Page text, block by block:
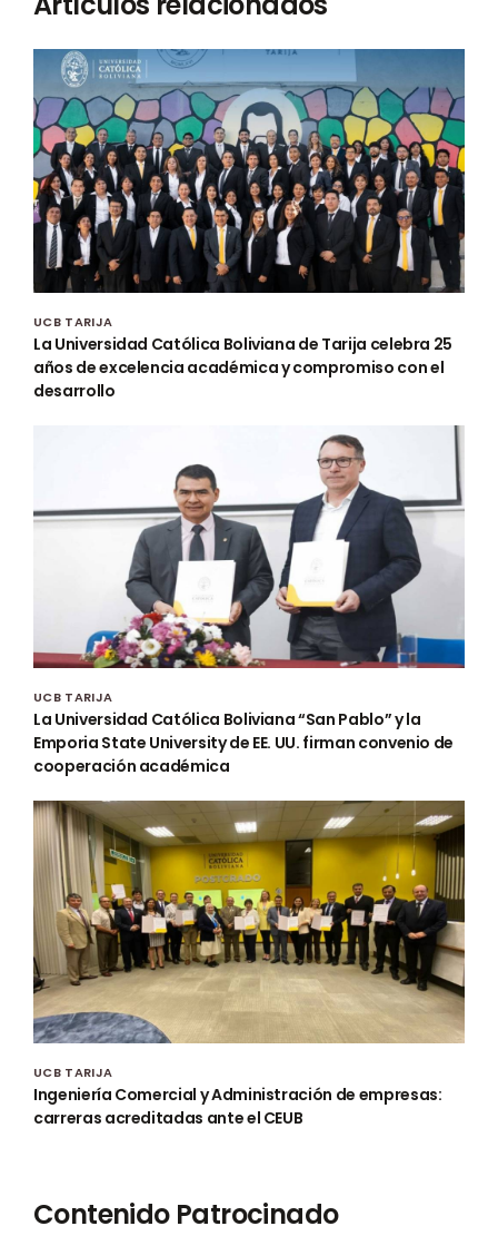
UCB TARIJA
La Universidad Católica Boliviana de Tarija celebra 25
años de excelencia académica y compromiso con el
desarrollo
UCB TARIJA
La Universidad Católica Boliviana “San Pablo” y la
Emporia State University de EE. UU. firman convenio de
cooperación académica
UCB TARIJA
Ingeniería Comercial y Administración de empresas:
carreras acreditadas ante el CEUB
Contenido Patrocinado